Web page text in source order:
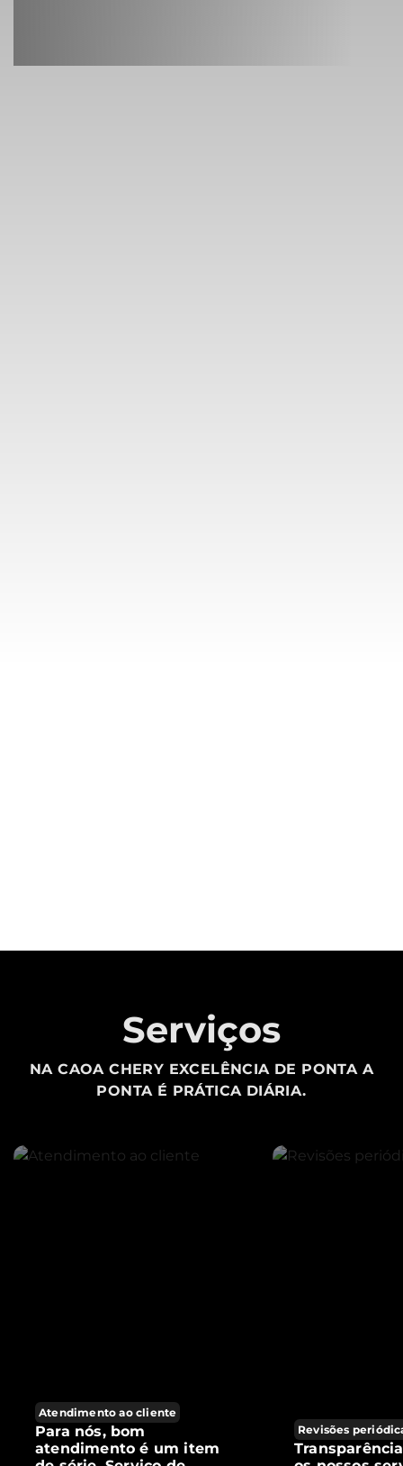
Serviços
NA CAOA CHERY EXCELÊNCIA DE PONTA A
PONTA É PRÁTICA DIÁRIA.
Atendimento ao cliente
Para nós, bom
atendimento é um item
Revisões